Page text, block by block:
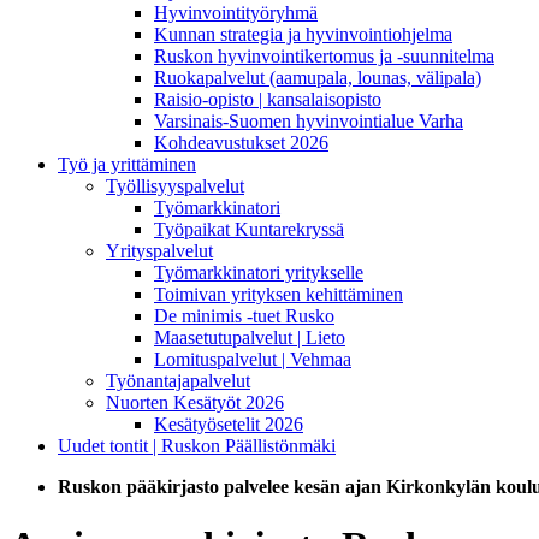
Hyvinvointityöryhmä
Kunnan strategia ja hyvinvointiohjelma
Ruskon hyvinvointikertomus ja -suunnitelma
Ruokapalvelut (aamupala, lounas, välipala)
Raisio-opisto | kansalaisopisto
Varsinais-Suomen hyvinvointialue Varha
Kohdeavustukset 2026
Työ ja yrittäminen
Työllisyyspalvelut
Työmarkkinatori
Työpaikat Kuntarekryssä
Yrityspalvelut
Työmarkkinatori yritykselle
Toimivan yrityksen kehittäminen
De minimis -tuet Rusko
Maasetutupalvelut | Lieto
Lomituspalvelut | Vehmaa
Työnantajapalvelut
Nuorten Kesätyöt 2026
Kesätyösetelit 2026
Uudet tontit | Ruskon Päällistönmäki
Ruskon pääkirjasto palvelee kesän ajan Kirkonkylän